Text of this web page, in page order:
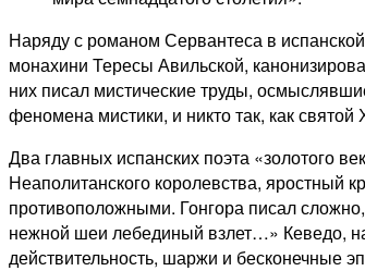
Наряду с романом Сервантеса в
монахини Тересы Авильской,
них писал мистические труды,
феномена мистики, и никто так, как
Два главных испанских поэта «золотого
Неаполитанского королевства, яростный
противоположными. Гонгора писал
нежной шеи лебединый взлет…» Кеведо,
действительность, шаржи и бесконечные